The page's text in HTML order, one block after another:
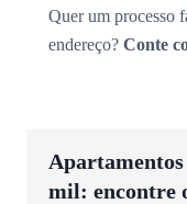
Quer um processo
endereço? Conte
mil: encontre